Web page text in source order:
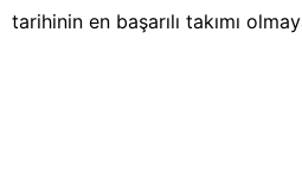
tarihinin en başarılı takımı